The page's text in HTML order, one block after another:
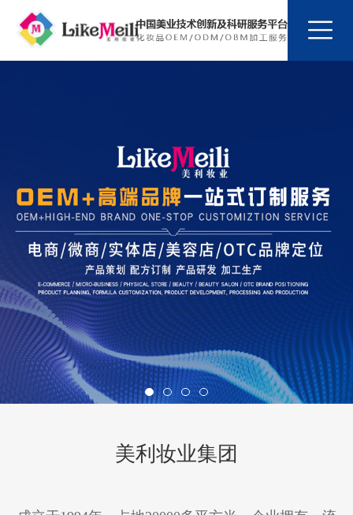
美利妆业集团